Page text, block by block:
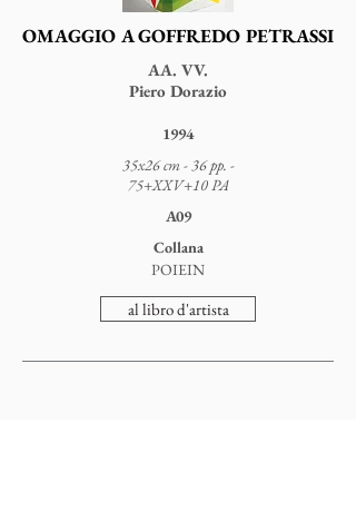
OMAGGIO A GOFFREDO PETRASSI
AA. VV.
Piero Dorazio
1994
35x26 cm - 36 pp. -
75+XXV+10 PA
A09
Collana
POIEIN
al libro d'artista